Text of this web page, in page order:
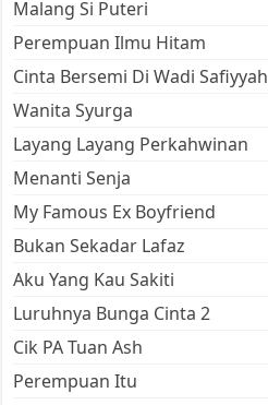
Malang Si Puteri
Perempuan Ilmu Hitam
Cinta Bersemi Di Wadi Safiyyah
Wanita Syurga
Layang Layang Perkahwinan
Menanti Senja
My Famous Ex Boyfriend
Bukan Sekadar Lafaz
Aku Yang Kau Sakiti
Luruhnya Bunga Cinta 2
Cik PA Tuan Ash
Perempuan Itu